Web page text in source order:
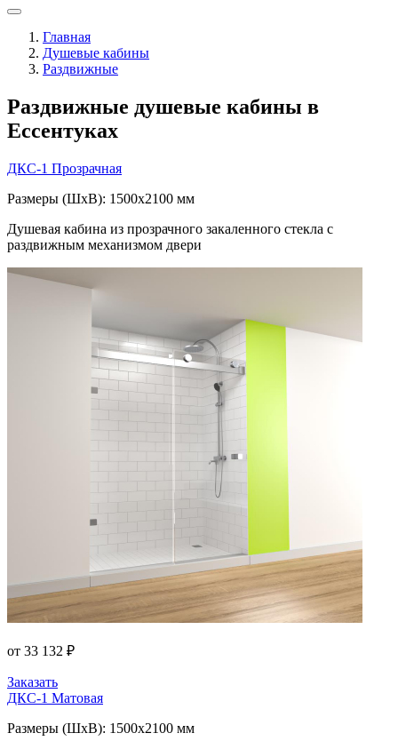
Главная
Душевые кабины
Раздвижные
Раздвижные душевые кабины в
Ессентуках
ДКС-1 Прозрачная
Размеры (ШxВ): 1500x2100 мм
Душевая кабина из прозрачного закаленного стекла с
раздвижным механизмом двери
от 33 132 ₽
Заказать
ДКС-1 Матовая
Размеры (ШxВ): 1500x2100 мм